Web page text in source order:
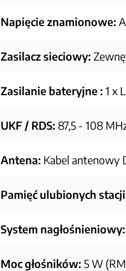
Napięcie znamionowe:
Zasilacz sieciowy:
Zasilanie bateryjne : 1 x
UKF / RDS: 87,5 - 108
Antena: Kabel antenowy
Pamięć ulubionych
System nagłośnieniowy:
Moc głośników: 5 W